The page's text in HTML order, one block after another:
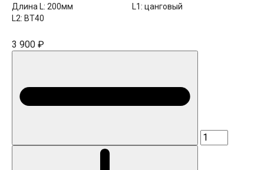
Длина L: 200мм L1: цанговый
L2: BT40
3 900 ₽